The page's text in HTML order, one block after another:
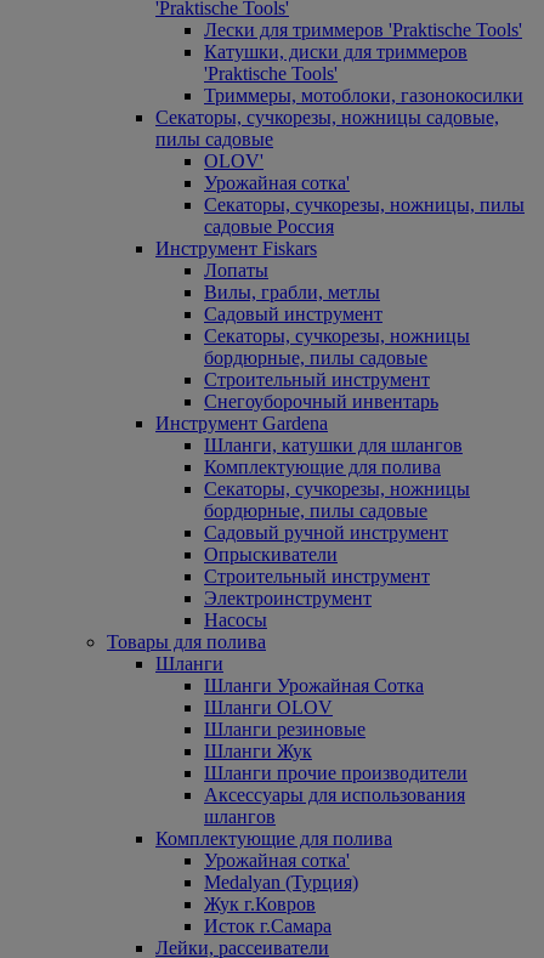
'Praktische Tools'
Лески для триммеров 'Praktische Tools'
Катушки, диски для триммеров
'Praktische Tools'
Триммеры, мотоблоки, газонокосилки
Секаторы, сучкорезы, ножницы садовые,
пилы садовые
OLOV'
Урожайная сотка'
Секаторы, сучкорезы, ножницы, пилы
садовые Россия
Инструмент Fiskars
Лопаты
Вилы, грабли, метлы
Садовый инструмент
Секаторы, сучкорезы, ножницы
бордюрные, пилы садовые
Строительный инструмент
Снегоуборочный инвентарь
Инструмент Gardena
Шланги, катушки для шлангов
Комплектующие для полива
Секаторы, сучкорезы, ножницы
бордюрные, пилы садовые
Садовый ручной инструмент
Опрыскиватели
Строительный инструмент
Электроинструмент
Насосы
Товары для полива
Шланги
Шланги Урожайная Сотка
Шланги OLOV
Шланги резиновые
Шланги Жук
Шланги прочие производители
Аксессуары для использования
шлангов
Комплектующие для полива
Урожайная сотка'
Medalyan (Турция)
Жук г.Ковров
Исток г.Самара
Лейки, рассеиватели